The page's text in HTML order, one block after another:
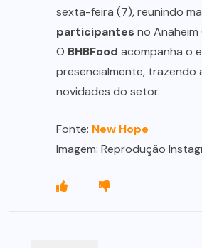
sexta-feira (7), reunindo
participantes no
O BHBFood acompanha o
presencialmente, trazendo
novidades do setor.
Fonte: New Hope
Imagem: Reprodução